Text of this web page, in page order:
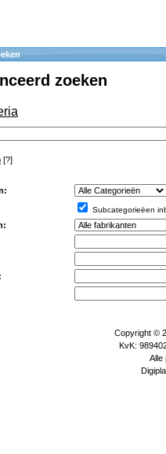
zoeken
[?]
Subcategorieëen
Copyright ©
KvK:
Alle